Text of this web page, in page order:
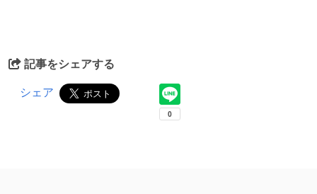
記事をシェアする
シェア